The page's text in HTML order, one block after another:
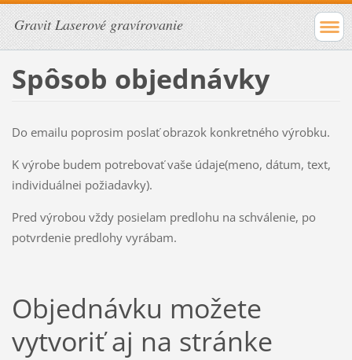
Gravit Laserové gravírovanie
Spôsob objednávky
Do emailu poprosim poslať obrazok konkretného výrobku.
K výrobe budem potrebovať vaše údaje(meno, dátum, text,
individuálnei požiadavky).
Pred výrobou vždy posielam predlohu na schválenie, po
potvrdenie predlohy vyrábam.
Objednávku možete
vytvoriť aj na stránke